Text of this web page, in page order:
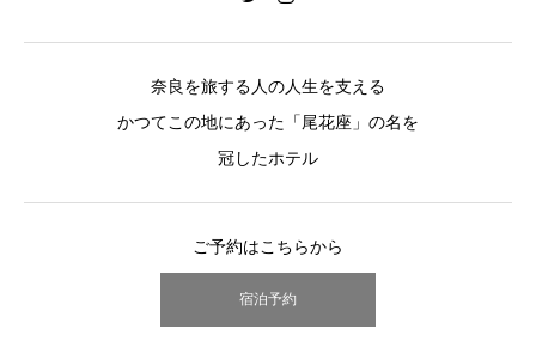
奈良を旅する人の人生を支える
かつてこの地にあった「尾花座」の名を
冠したホテル
ご予約はこちらから
宿泊予約